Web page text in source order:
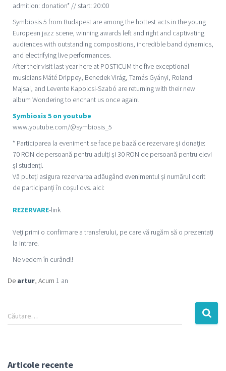
admition: donation* // start: 20:00
Symbiosis 5 from Budapest are among the hottest acts in the young
European jazz scene, winning awards left and right and captivating
audiences with outstanding compositions, incredible band dynamics,
and electrifying live performances.
After their visit last year here at POSTICUM the five exceptional
musicians Máté Drippey, Benedek Virág, Tamás Gyányi, Roland
Majsai, and Levente Kapolcsi-Szabó are returning with their new
album Wondering to enchant us once again!
Symbiosis 5 on youtube
www.youtube.com/@symbiosis_5
* Participarea la eveniment se face pe bază de rezervare și donație:
70 RON de persoană pentru adulți și 30 RON de persoană pentru elevi
și studenți.
Vă puteți asigura rezervarea adăugând evenimentul și numărul dorit
de participanți în coșul dvs. aici:
REZERVARE-link
Veți primi o confirmare a transferului, pe care vă rugăm să o prezentați
la intrare.
Ne vedem în curând!!
De artur, Acum 1 an
Căutare…
Articole recente